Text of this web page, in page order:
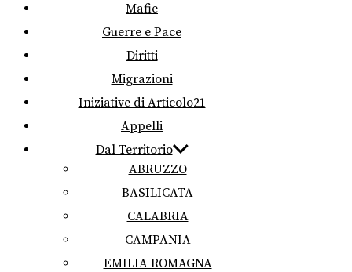
Mafie
Guerre e Pace
Diritti
Migrazioni
Iniziative di Articolo21
Appelli
Dal Territorio
ABRUZZO
BASILICATA
CALABRIA
CAMPANIA
EMILIA ROMAGNA